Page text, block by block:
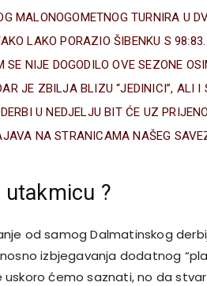
MALONOGOMETNOG TURNIRA U
LAKO PORAZIO ŠIBENKU S
NIJE DOGODILO OVE SEZONE
JE ZBILJA BLIZU “JEDINICI”, ALI I
U NEDJELJU BIT ĆE UZ
NA STRANICAMA NAŠEG
?
od samog Dalmatinskog
izbjegavanja dodatnog
ćemo saznati, no da